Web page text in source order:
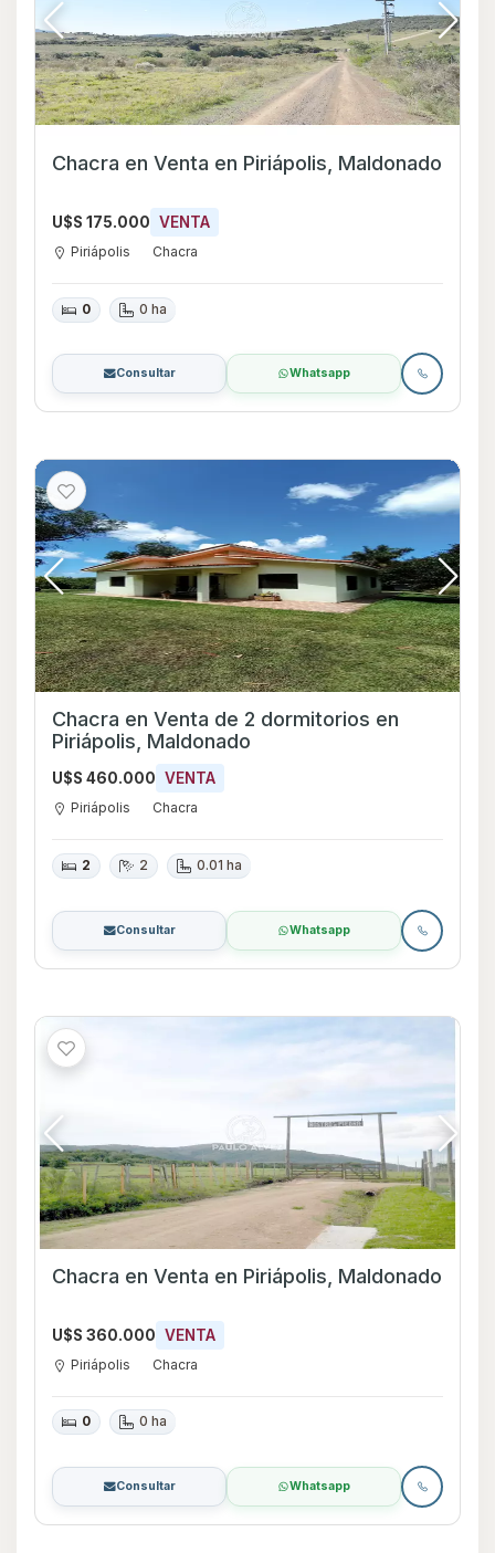
Chacra en Venta en Piriápolis, Maldonado
U$S 175.000 VENTA
Piriápolis Chacra
0 0 ha
Consultar Whatsapp
Chacra en Venta de 2 dormitorios en
Piriápolis, Maldonado
U$S 460.000 VENTA
Piriápolis Chacra
2 2 0.01 ha
Consultar Whatsapp
Chacra en Venta en Piriápolis, Maldonado
U$S 360.000 VENTA
Piriápolis Chacra
0 0 ha
Consultar Whatsapp